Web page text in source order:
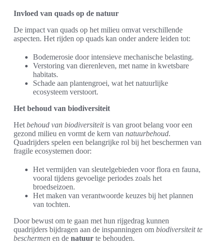
Invloed van quads op de natuur
De impact van quads op het milieu omvat verschillende
aspecten. Het rijden op quads kan onder andere leiden tot:
Bodemerosie door intensieve mechanische belasting.
Verstoring van dierenleven, met name in kwetsbare
habitats.
Schade aan plantengroei, wat het natuurlijke
ecosysteem verstoort.
Het behoud van biodiversiteit
Het behoud van biodiversiteitis van groot belang voor een
gezond milieu en vormt de kern van natuurbehoud.
Quadrijders spelen een belangrijke rol bij het beschermen van
fragile ecosystemen door:
Het vermijden van sleutelgebieden voor flora en fauna,
vooral tijdens gevoelige periodes zoals het
broedseizoen.
Het maken van verantwoorde keuzes bij het plannen
van tochten.
Door bewust om te gaan met hun rijgedrag kunnen
quadrijders bijdragen aan de inspanningen om biodiversiteit te
beschermen en de natuur te behouden.